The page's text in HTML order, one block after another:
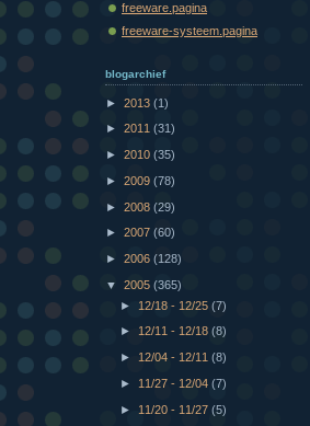
freeware.pagina
freeware-systeem.pagina
blogarchief
► 2013 (1)
► 2011 (31)
► 2010 (35)
► 2009 (78)
► 2008 (29)
► 2007 (60)
► 2006 (128)
▼ 2005 (365)
► 12/18 - 12/25(7)
► 12/11 - 12/18(8)
► 12/04 - 12/11(8)
► 11/27 - 12/04(7)
► 11/20 - 11/27(5)